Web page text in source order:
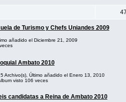
47
de Turismo y Chefs Uniandes 2009
añadido el Diciembre 21, 2009
Ambato 2010
Archivo(s), Último añadido el Enero 13, 2010
visto 106 veces
candidatas a Reina de Ambato 2010